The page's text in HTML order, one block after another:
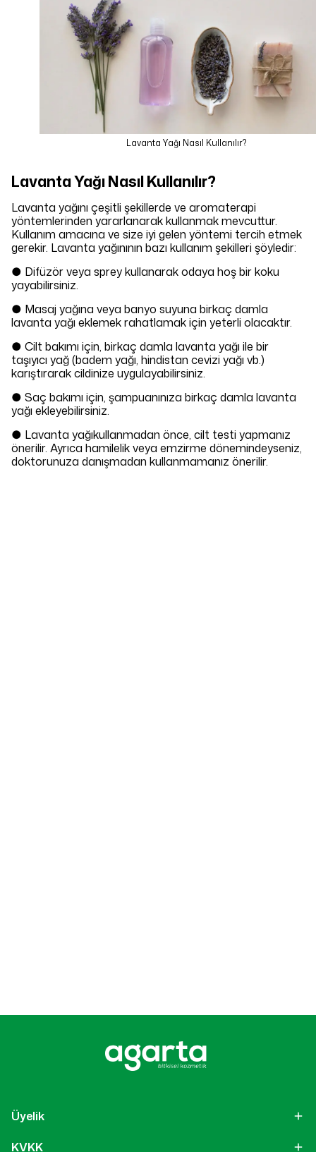
Lavanta Yağı Nasıl Kullanılır?
Lavanta Yağı Nasıl Kullanılır?
Lavanta yağını çeşitli şekillerde ve aromaterapi
yöntemlerinden yararlanarak kullanmak mevcuttur.
Kullanım amacına ve size iyi gelen yöntemi tercih etmek
gerekir. Lavanta yağınının bazı kullanım şekilleri şöyledir:
● Difüzör veya sprey kullanarak odaya hoş bir koku
yayabilirsiniz.
● Masaj yağına veya banyo suyuna birkaç damla
lavanta yağı eklemek rahatlamak için yeterli olacaktır.
● Cilt bakımı için, birkaç damla lavanta yağı ile bir
taşıyıcı yağ (badem yağı, hindistan cevizi yağı vb.)
karıştırarak cildinize uygulayabilirsiniz.
● Saç bakımı için, şampuanınıza birkaç damla lavanta
yağı ekleyebilirsiniz.
● Lavanta yağıkullanmadan önce, cilt testi yapmanız
önerilir. Ayrıca hamilelik veya emzirme dönemindeyseniz,
doktorunuza danışmadan kullanmamanız önerilir.
Üyelik
KVKK